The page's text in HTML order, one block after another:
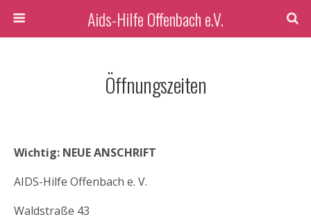
Aids-Hilfe Offenbach e.V.
Öffnungszeiten
Wichtig: NEUE ANSCHRIFT
AIDS-Hilfe Offenbach e. V.
Waldstraße 43